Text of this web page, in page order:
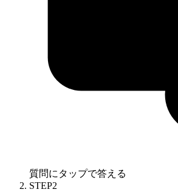
質問にタップで答える
STEP2